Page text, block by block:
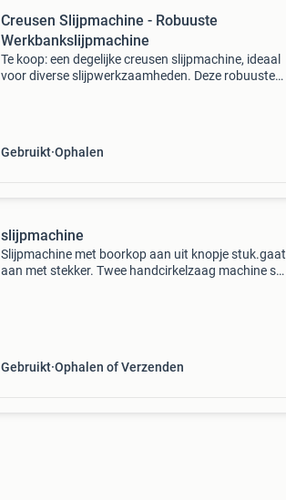
Creusen Slijpmachine - Robuuste
Werkbankslijpmachine
Te koop: een degelijke creusen slijpmachine, ideaal
voor diverse slijpwerkzaamheden. Deze robuuste
Gebruikt Ophalen
slijpmachine
Slijpmachine met boorkop aan uit knopje stuk.gaat
aan met stekker. Twee handcirkelzaag machine s
Gebruikt Ophalen of Verzenden